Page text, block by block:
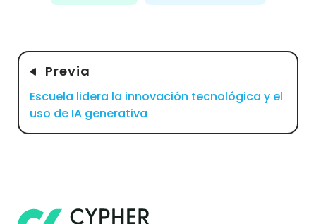
Previa
Escuela lidera la innovación tecnológica y el
uso de IA generativa